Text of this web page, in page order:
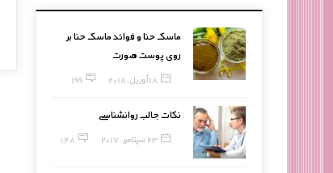
ماسک حنا و فوائد ماسک حنا بر
روی پوست صورت
18 آوریل, 2018 199
نکات جالب روانشناسی
23 سپتامبر, 2017 148